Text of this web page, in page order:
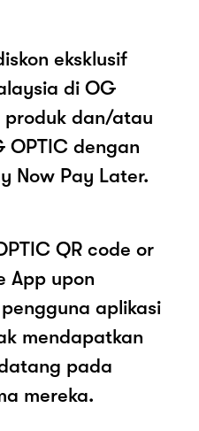
eksklusif
di OG
produk dan/atau
OPTIC dengan
Now Pay Later.
QR code or
App upon
aplikasi
mendapatkan
pada
mereka.